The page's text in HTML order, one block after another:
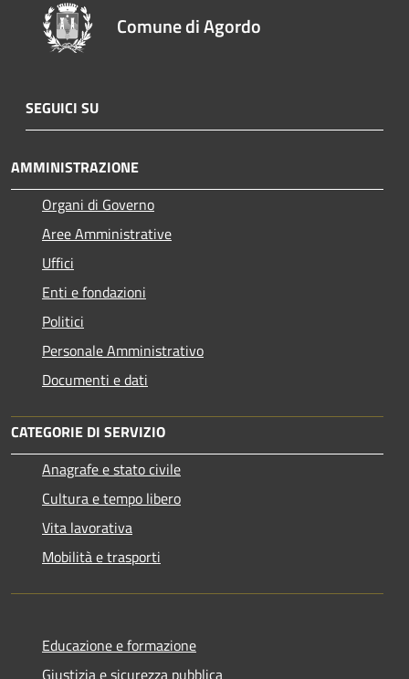
Comune di Agordo
SEGUICI SU
AMMINISTRAZIONE
Organi di Governo
Aree Amministrative
Uffici
Enti e fondazioni
Politici
Personale Amministrativo
Documenti e dati
CATEGORIE DI SERVIZIO
Anagrafe e stato civile
Cultura e tempo libero
Vita lavorativa
Mobilità e trasporti
Educazione e formazione
Giustizia e sicurezza pubblica